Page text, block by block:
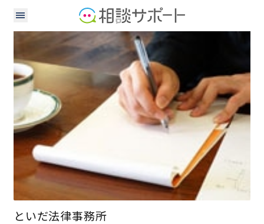
といだ法律事務所